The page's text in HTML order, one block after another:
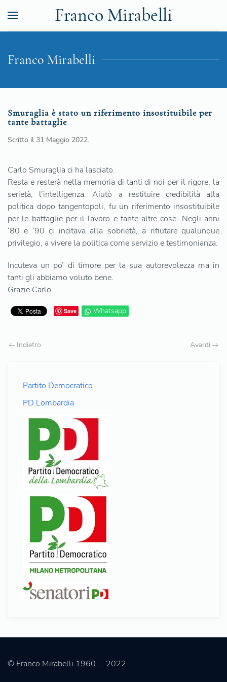
Franco Mirabelli
Franco Mirabelli
Smuraglia è stato un riferimento insostituibile per
tante battaglie
Scritto il 31 Maggio 2022.
Carlo Smuraglia ci ha lasciato.
Resta e resterà nella memoria di tanti di noi per il rigore, la
serietà, l’intelligenza. Aiutò a restituire credibilità alla
politica dopo tangentopoli, fu un riferimento insostituibile
per le battaglie per il lavoro e tante altre cose. Negli anni
‘80 e ‘90 ci incitava alla sobrietà, a rifiutare qualunque
privilegio, a vivere la politica come servizio e testimonianza.
Incuteva un po’ di timore per la sua autorevolezza ma in
tanti gli abbiamo voluto bene.
Grazie Carlo.
Save Whatsapp
Indietro Avanti
Partito Democratico
PD Lombardia
© Franco Mirabelli 1960 ... 2022